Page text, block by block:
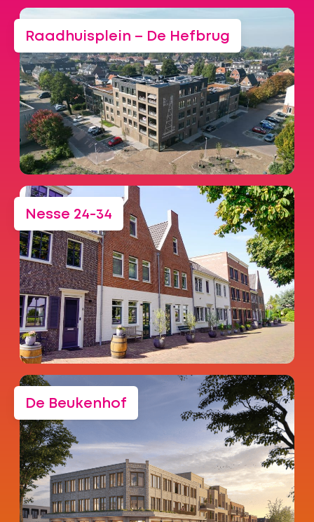
Raadhuisplein – De Hefbrug
Nesse 24-34
De Beukenhof